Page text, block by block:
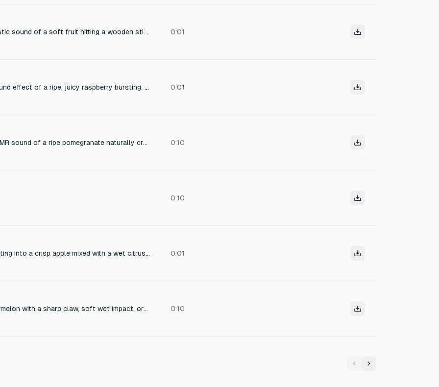
Create a short, realistic sound of a soft fruit hitting a wooden stick while falling — a light natural knock with a subtle juicy body, gentle impact, clean transient, slightly muted, organic, detailed, no cartoon style, no metallic tone, no heavy thud, no exaggerated crunch. 0:01
Create a detailed sound effect of a ripe, juicy raspberry bursting. Capture the initial snap of the skin, followed by the release of the pulpy interior and a subtle, sticky texture. Use close-up recording techniques for a hyperrealistic feel, emphasizing the wet and slightly acidic essence of the fruit. 0:01
Create a realistic ASMR sound of a ripe pomegranate naturally cracking on a tree, soft dry crack of the skin, slight wet micro-pop of juice, slow natural split sound, no music, no voice, no artificial effects, high fidelity, crisp and clear, suitable for ASMR, silent ambient background, organic outdoor feel duration: 8-10 seconds, vertical short format compatible 0:10
0:10
Short punchy SFX, biting into a crisp apple mixed with a wet citrus squish, organic plant healing, vibrant and juicy, isolated game asset. 0:01
Slashing a ripe watermelon with a sharp claw, soft wet impact, organic squish sound, fleshy slicing noise, no hard thud, smooth cutting entry, realistic tissue damage. 0:10
Previous
Next